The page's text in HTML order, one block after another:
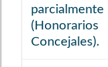
Concejales).